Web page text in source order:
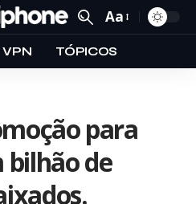
Aa
VPN TÓPICOS
para
bilhão de